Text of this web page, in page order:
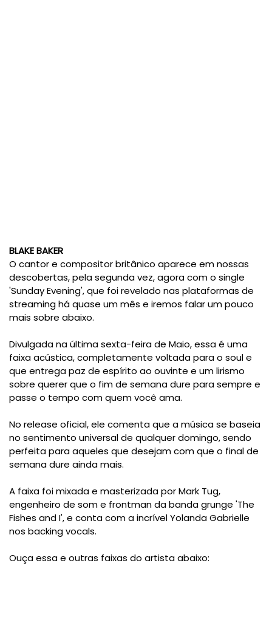
BLAKE BAKER
O cantor e compositor britânico aparece em nossas
descobertas, pela segunda vez, agora com o single
'Sunday Evening', que foi revelado nas plataformas de
streaming há quase um mês e iremos falar um pouco
mais sobre abaixo.
Divulgada na última sexta-feira de Maio, essa é uma
faixa acústica, completamente voltada para o soul e
que entrega paz de espírito ao ouvinte e um lirismo
sobre querer que o fim de semana dure para sempre e
passe o tempo com quem você ama.
No release oficial, ele comenta que a música se baseia
no sentimento universal de qualquer domingo, sendo
perfeita para aqueles que desejam com que o final de
semana dure ainda mais.
A faixa foi mixada e masterizada por Mark Tug,
engenheiro de som e frontman da banda grunge 'The
Fishes and I', e conta com a incrível Yolanda Gabrielle
nos backing vocals.
Ouça essa e outras faixas do artista abaixo: